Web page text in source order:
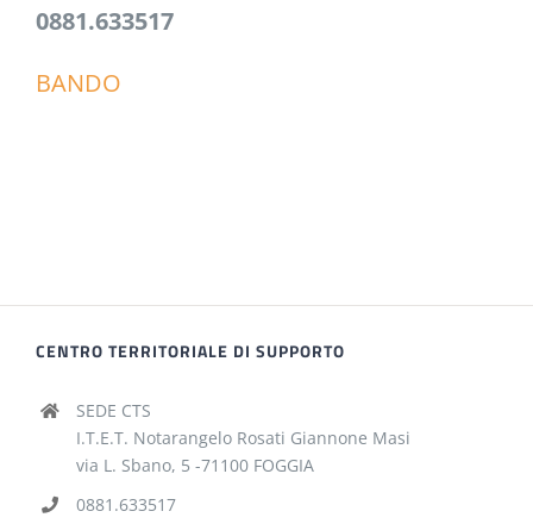
0881.633517
BANDO
CENTRO TERRITORIALE DI SUPPORTO
SEDE CTS
I.T.E.T. Notarangelo Rosati Giannone Masi
via L. Sbano, 5 -71100 FOGGIA
0881.633517